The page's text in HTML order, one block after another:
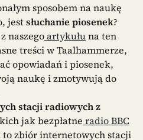
sposobem na naukę
jestsłuchanie piosenek?
naszegoartykułuna ten
treści w Taalhammerze,
opowiadań i piosenek,
naukę i zmotywują do
stacji radiowych z
jak bezpłatne radio BBC
to zbiór internetowych stacji